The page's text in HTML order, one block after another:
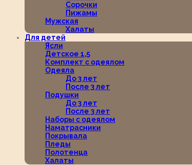
Сорочки
Пижамы
Мужская
Халаты
Для детей
Ясли
Детское 1,5
Комплект с одеялом
Одеяла
До 3 лет
После 3 лет
Подушки
До 3 лет
После 3 лет
Наборы с одеялом
Наматрасники
Покрывала
Пледы
Полотенца
Халаты